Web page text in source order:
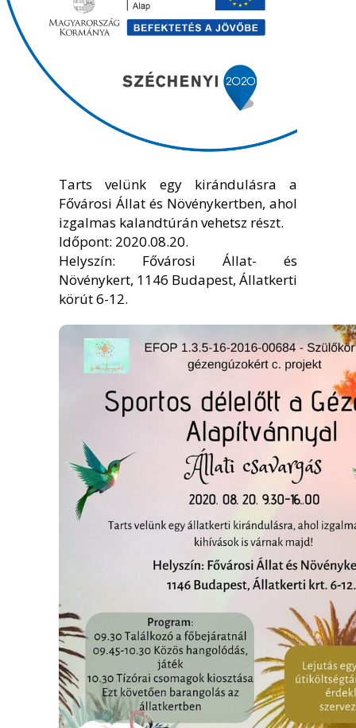
Tarts velünk egy kirándulásra a
Fővárosi Állat és Növénykertben, ahol
izgalmas kalandtúrán vehetsz részt.
Időpont: 2020.08.20.
Helyszín: Fővárosi Állat- és
Növénykert, 1146 Budapest, Állatkerti
körút 6-12.